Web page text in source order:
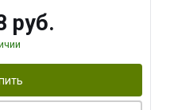
руб.